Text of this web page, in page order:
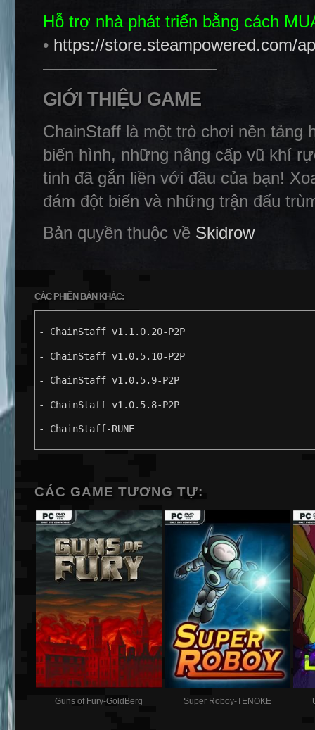
Hỗ trợ nhà phát triển bằng cách
• https://store.steampowered.com/
——————————-
GIỚI THIỆU GAME
ChainStaff là một trò chơi nền tảng
biến hình, những nâng cấp vũ khí
tinh đã gắn liền với đầu của bạn!
đám đột biến và những trận đấu
Bản quyền thuộc về Skidrow
CÁC PHIÊN BẢN KHÁC:
- ChainStaff v1.1.0.20-P2P
- ChainStaff v1.0.5.10-P2P
- ChainStaff v1.0.5.9-P2P
- ChainStaff v1.0.5.8-P2P
- ChainStaff-RUNE
CÁC GAME TƯƠNG TỰ:
Guns of Fury-GoldBerg Super Roboy-TENOKE